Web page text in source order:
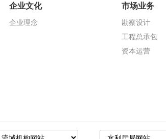
企业文化
企业理念
市场业务
勘察设计
工程总承包
资本运营